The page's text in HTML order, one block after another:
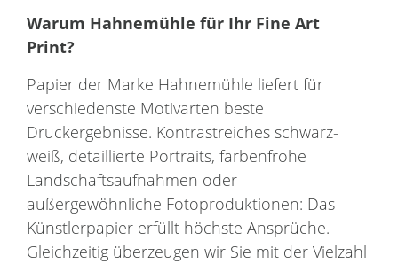
Warum Hahnemühle für Ihr Fine Art
Print?
Papier der Marke Hahnemühle liefert für
verschiedenste Motivarten beste
Druckergebnisse. Kontrastreiches schwarz-
weiß, detaillierte Portraits, farbenfrohe
Landschaftsaufnahmen oder
außergewöhnliche Fotoproduktionen: Das
Künstlerpapier erfüllt höchste Ansprüche.
Gleichzeitig überzeugen wir Sie mit der Vielzahl